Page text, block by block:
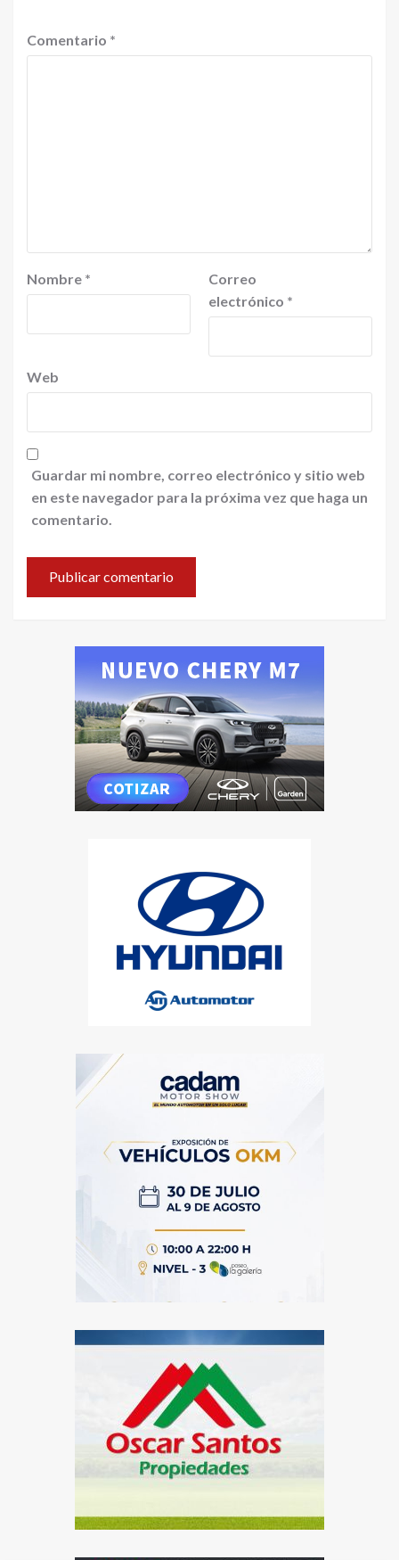
Comentario *
Nombre *
Correo
electrónico *
Web
Guardar mi nombre, correo electrónico y sitio web
en este navegador para la próxima vez que haga un
comentario.